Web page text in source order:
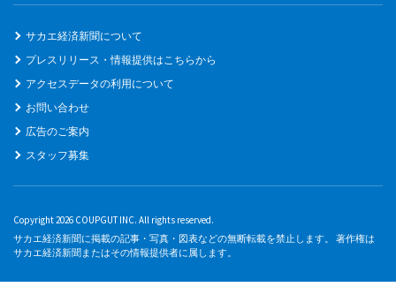
サカエ経済新聞について
プレスリリース・情報提供はこちらから
アクセスデータの利用について
お問い合わせ
広告のご案内
スタッフ募集
Copyright 2026 COUPGUT INC. All rights reserved.
サカエ経済新聞に掲載の記事・写真・図表などの無断転載を禁止します。 著作権は
サカエ経済新聞またはその情報提供者に属します。